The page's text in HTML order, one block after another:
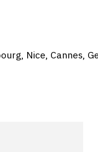
Nice, Cannes,